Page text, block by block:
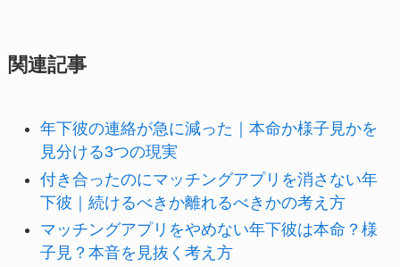
関連記事
年下彼の連絡が急に減った｜本命か様子見かを
見分ける3つの現実
付き合ったのにマッチングアプリを消さない年
下彼｜続けるべきか離れるべきかの考え方
マッチングアプリをやめない年下彼は本命？様
子見？本音を見抜く考え方